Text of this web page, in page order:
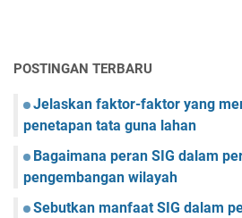
POSTINGAN TERBARU
Jelaskan faktor-faktor yang
penetapan tata guna lahan
Bagaimana peran SIG dalam
pengembangan wilayah
Sebutkan manfaat SIG dalam